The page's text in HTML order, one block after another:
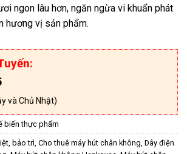
ngon lâu hơn, ngăn ngừa vi khuẩn phát
hương vị sản phẩm.
và Chủ Nhật)
biến thực phẩm
, bảo trì, Cho thuê máy hút chân không, Dây điện